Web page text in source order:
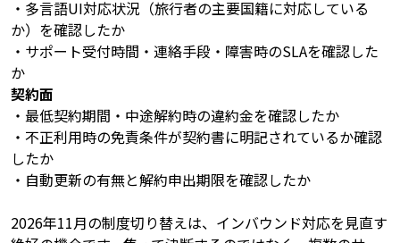
・多言語UI対応状況（旅行者の主要国籍に対応している
か）を確認したか
・サポート受付時間・連絡手段・障害時のSLAを確認した
か
契約面
・最低契約期間・中途解約時の違約金を確認したか
・不正利用時の免責条件が契約書に明記されているか確認
したか
・自動更新の有無と解約申出期限を確認したか
2026年11月の制度切り替えは、インバウンド対応を見直す